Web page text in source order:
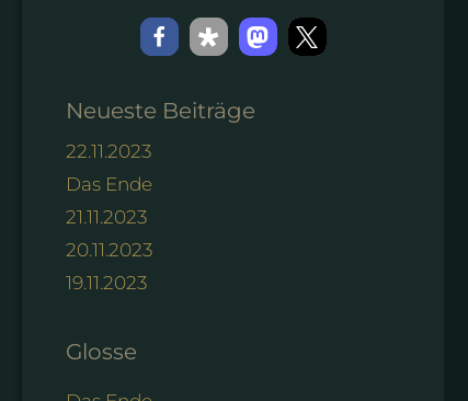
Neueste Beiträge
22.11.2023
Das Ende
21.11.2023
20.11.2023
19.11.2023
Glosse